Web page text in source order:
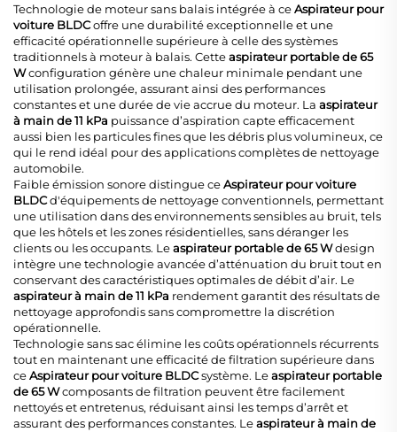
Technologie de moteur sans balais intégrée à ceAspirateur pour
voiture BLDCoffre une durabilité exceptionnelle et une
efficacité opérationnelle supérieure à celle des systèmes
traditionnels à moteur à balais. Cetteaspirateur portable de 65
Wconfiguration génère une chaleur minimale pendant une
utilisation prolongée, assurant ainsi des performances
constantes et une durée de vie accrue du moteur. La aspirateur
à main de 11 kPa puissance d’aspiration capte efficacement
aussi bien les particules fines que les débris plus volumineux, ce
qui le rend idéal pour des applications complètes de nettoyage
automobile.
Faible émission sonore distingue ceAspirateur pour voiture
BLDCd'équipements de nettoyage conventionnels, permettant
une utilisation dans des environnements sensibles au bruit, tels
que les hôtels et les zones résidentielles, sans déranger les
clients ou les occupants. Leaspirateur portable de 65 Wdesign
intègre une technologie avancée d’atténuation du bruit tout en
conservant des caractéristiques optimales de débit d’air. Le
aspirateur à main de 11 kPa rendement garantit des résultats de
nettoyage approfondis sans compromettre la discrétion
opérationnelle.
Technologie sans sac élimine les coûts opérationnels récurrents
tout en maintenant une efficacité de filtration supérieure dans
ceAspirateur pour voiture BLDCsystème. Leaspirateur portable
de 65 Wcomposants de filtration peuvent être facilement
nettoyés et entretenus, réduisant ainsi les temps d’arrêt et
assurant des performances constantes. Leaspirateur à main de